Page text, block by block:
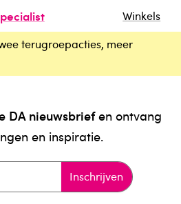
Winkels
terugroepacties, meer
DA nieuwsbriefen ontvang
en inspiratie.
Inschrijven